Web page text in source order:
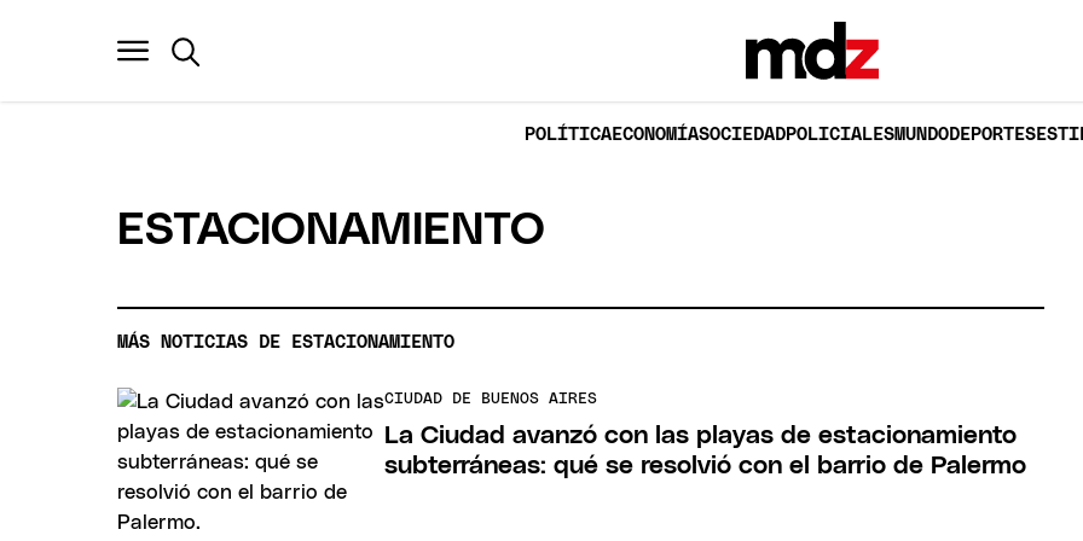
POLÍTICAECONOMÍASOCIEDADPOLICIALESMUNDODEPORTES
ESTACIONAMIENTO
MÁS NOTICIAS DE ESTACIONAMIENTO
CIUDAD DE BUENOS AIRES
La Ciudad avanzó con las playas de estacionamiento
subterráneas: qué se resolvió con el barrio de Palermo